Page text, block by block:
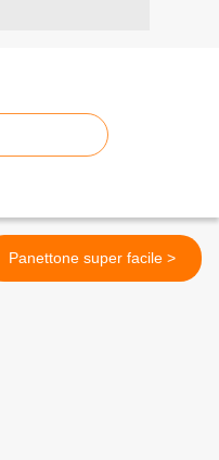
Panettone super facile >